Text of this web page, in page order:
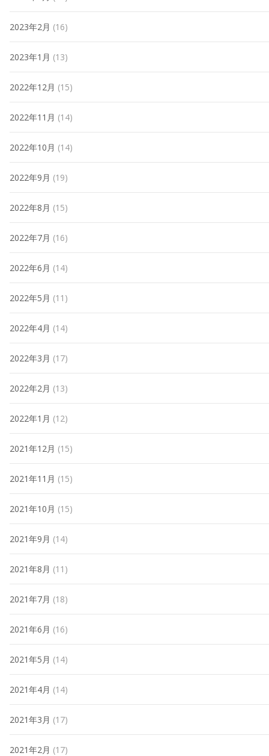
2023年2月 (16)
2023年1月 (13)
2022年12月 (15)
2022年11月 (14)
2022年10月 (14)
2022年9月 (19)
2022年8月 (15)
2022年7月 (16)
2022年6月 (14)
2022年5月 (11)
2022年4月 (14)
2022年3月 (17)
2022年2月 (13)
2022年1月 (12)
2021年12月 (15)
2021年11月 (15)
2021年10月 (15)
2021年9月 (14)
2021年8月 (11)
2021年7月 (18)
2021年6月 (16)
2021年5月 (14)
2021年4月 (14)
2021年3月 (17)
2021年2月 (17)